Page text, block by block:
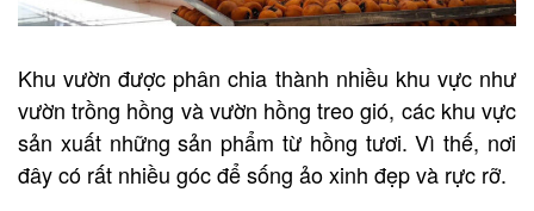
Khu vườn được phân chia thành nhiều khu vực như
vườn trồng hồng và vườn hồng treo gió, các khu vực
sản xuất những sản phẩm từ hồng tươi. Vì thế, nơi
đây có rất nhiều góc để sống ảo xinh đẹp và rực rỡ.